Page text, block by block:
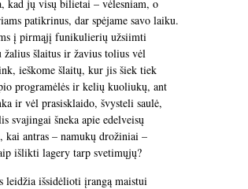
kad jų visų bilietai – vėlesniam, o
patikrinus, dar spėjame savo laiku.
į pirmąjį funikulierių užsiimti
žalius šlaitus ir žavius tolius vėl
ieškome šlaitų, kur jis šiek tiek
programėlės ir kelių kuoliukų, ant
ir vėl prasisklaido, švysteli saulė,
svajingai šneka apie edelveisų
kai antras – namukų drožiniai –
išlikti lagery tarp svetimųjų?
leidžia išsidėlioti įrangą maistui